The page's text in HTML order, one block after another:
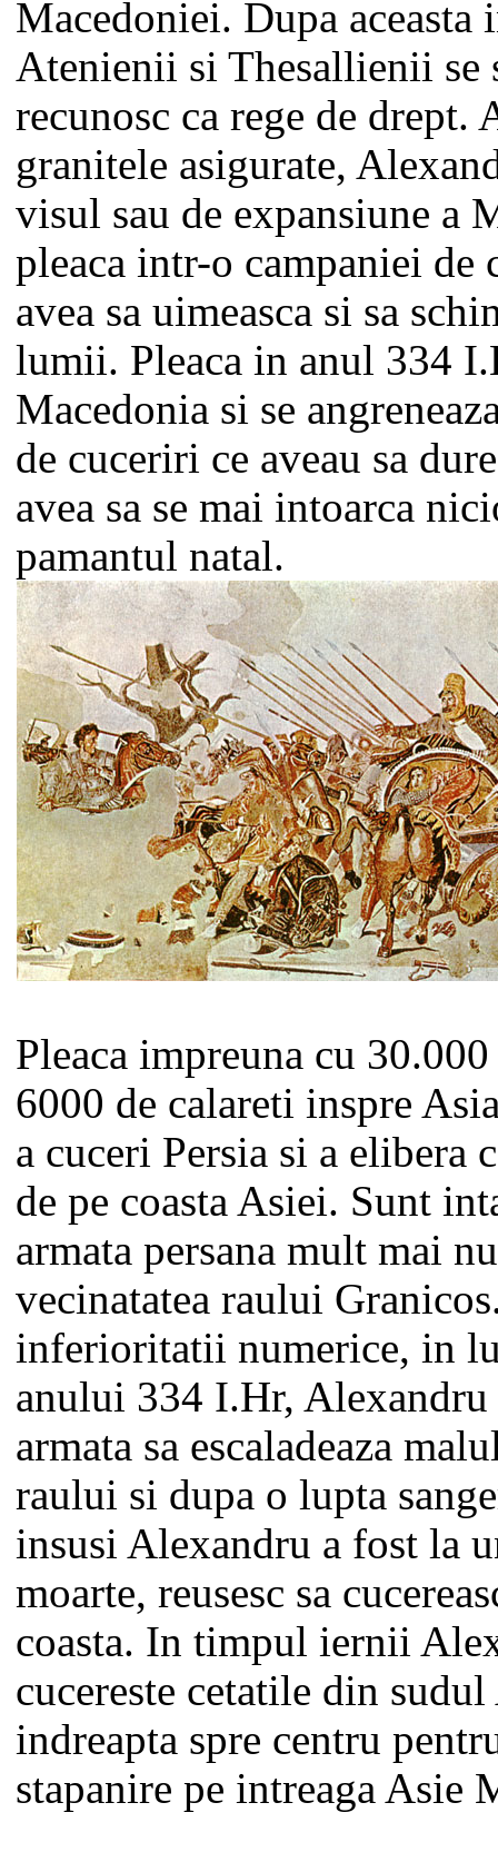
Macedoniei. Dupa aceasta
Atenienii si Thesallienii se
recunosc ca rege de drept.
granitele asigurate,
visul sau de expansiune a
pleaca intr-o campaniei de
avea sa uimeasca si sa
lumii. Pleaca in anul 334
Macedonia si se
de cuceriri ce aveau sa
avea sa se mai intoarca
pamantul natal.
Pleaca impreuna cu
6000 de calareti inspre
a cuceri Persia si a elibera
de pe coasta Asiei. Sunt
armata persana mult mai
vecinatatea raului
inferioritatii numerice, in
anului 334 I.Hr, Alexandru
armata sa escaladeaza
raului si dupa o lupta
insusi Alexandru a fost la
moarte, reusesc sa
coasta. In timpul iernii
cucereste cetatile din
indreapta spre centru
stapanire pe intreaga Asie